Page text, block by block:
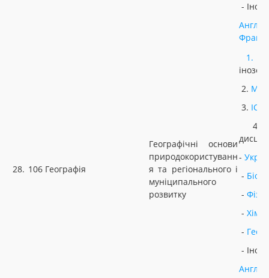
-
28. 106 Географія
Географічні основи
природокористуванн
я та регіонального і
муніципального
розвитку
1.
2.
3.
4.
-
-
-
- Хімія
-
-